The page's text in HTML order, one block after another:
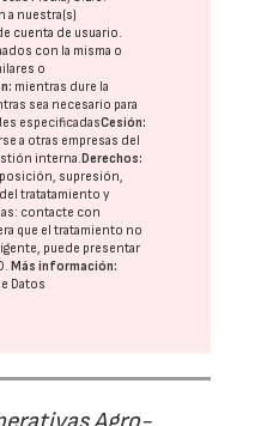
a nuestra(s)
cuenta de usuario.
con la misma o
o
mientras dure la
sea necesario para
especificadasCesión:
a otras empresas del
interna. Derechos:
supresión,
tratatamiento y
contacte con
que el tratamiento no
puede presentar
. Más información:
Datos